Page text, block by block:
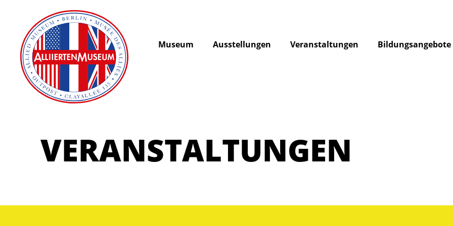
Museum Ausstellungen Veranstaltungen Bildungsangebote
VERANSTALTUNGEN